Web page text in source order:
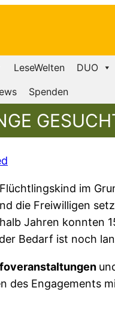
LeseWelten DUO
Spenden
im
die Freiwilligen
Jahren konnten
Bedarf ist noch
des Engagements